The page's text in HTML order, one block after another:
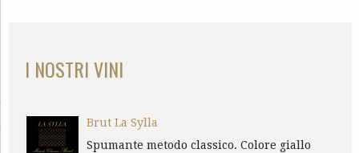
I NOSTRI VINI
Brut La Sylla
Spumante metodo classico. Colore giallo